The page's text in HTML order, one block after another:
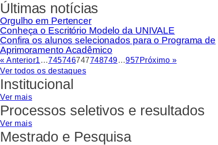
Últimas notícias
Orgulho em Pertencer
Conheça o Escritório Modelo da UNIVALE
Confira os alunos selecionados para o Programa de
Aprimoramento Acadêmico
« Anterior1 …745746747748749…957Próximo »
Ver todos os destaques
Institucional
Ver mais
Processos seletivos e resultados
Ver mais
Mestrado e Pesquisa